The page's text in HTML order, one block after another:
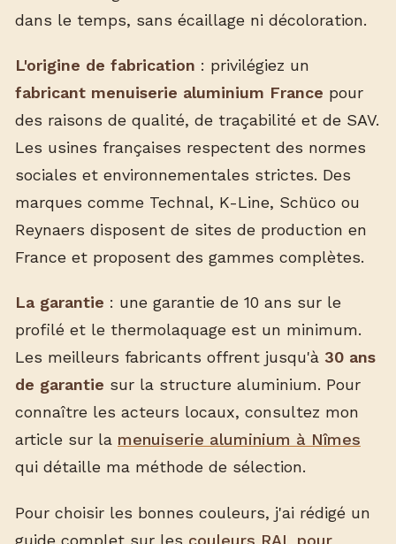
dans le temps, sans écaillage ni décoloration.
L'origine de fabrication : privilégiez un
fabricant menuiserie aluminium France pour
des raisons de qualité, de traçabilité et de SAV.
Les usines françaises respectent des normes
sociales et environnementales strictes. Des
marques comme Technal, K-Line, Schüco ou
Reynaers disposent de sites de production en
France et proposent des gammes complètes.
La garantie : une garantie de 10 ans sur le
profilé et le thermolaquage est un minimum.
Les meilleurs fabricants offrent jusqu'à 30 ans
de garantie sur la structure aluminium. Pour
connaître les acteurs locaux, consultez mon
article sur la menuiserie aluminium à Nîmes
qui détaille ma méthode de sélection.
Pour choisir les bonnes couleurs, j'ai rédigé un
guide complet sur les couleurs RAL pour